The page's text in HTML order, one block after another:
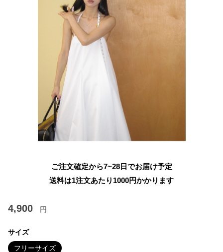
ご注文確定から7~28日でお届け予定
送料は1注文あたり 1000円かかります
4,900 円
サイズ
フリーサイズ